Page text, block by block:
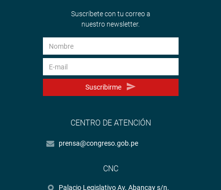
Suscríbete con tu correo a
nuestro newsletter.
Suscribirme
CENTRO DE ATENCIÓN
prensa@congreso.gob.pe
CNC
Palacio Legislativo Av. Abancay s/n.